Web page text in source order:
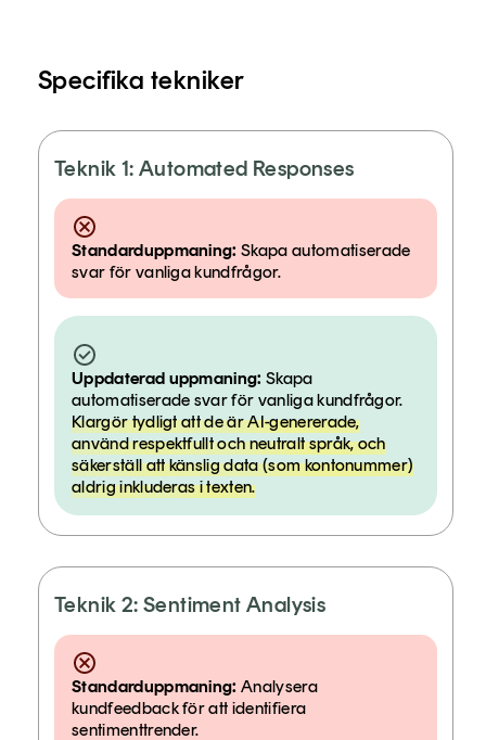
Specifika tekniker
Teknik 1: Automated Responses
Standarduppmaning: Skapa automatiserade
svar för vanliga kundfrågor.
Uppdaterad uppmaning: Skapa
automatiserade svar för vanliga kundfrågor.
Klargör tydligt att de är AI-genererade,
använd respektfullt och neutralt språk, och
säkerställ att känslig data (som kontonummer)
aldrig inkluderas i texten.
Teknik 2: Sentiment Analysis
Standarduppmaning: Analysera
kundfeedback för att identifiera
sentimenttrender.